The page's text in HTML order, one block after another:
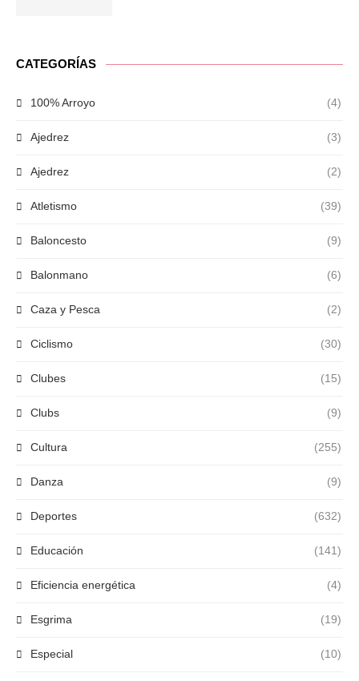
CATEGORÍAS
100% Arroyo (4)
Ajedrez (3)
Ajedrez (2)
Atletismo (39)
Baloncesto (9)
Balonmano (6)
Caza y Pesca (2)
Ciclismo (30)
Clubes (15)
Clubs (9)
Cultura (255)
Danza (9)
Deportes (632)
Educación (141)
Eficiencia energética (4)
Esgrima (19)
Especial (10)